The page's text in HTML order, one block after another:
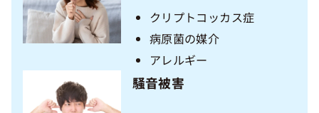
クリプトコッカス症
病原菌の媒介
アレルギー
騒音被害